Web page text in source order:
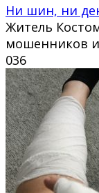
Ни шин, ни
Житель
мошенников и
036